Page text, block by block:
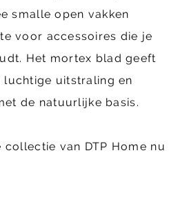
smalle open vakken
voor accessoires die je
Het mortex blad geeft
luchtige uitstraling en
de natuurlijke basis.
van DTP Home nu